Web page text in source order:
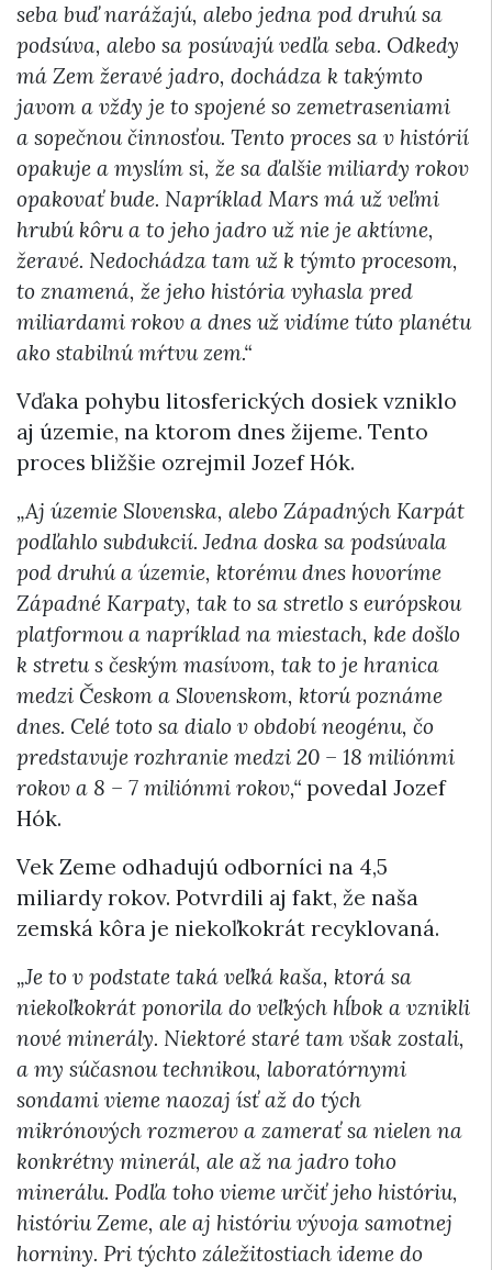
seba buď narážajú, alebo jedna pod druhú sa
podsúva, alebo sa posúvajú vedľa seba. Odkedy
má Zem žeravé jadro, dochádza k takýmto
javom a vždy je to spojené so zemetraseniami
a sopečnou činnosťou. Tento proces sa v histórií
opakuje a myslím si, že sa ďalšie miliardy rokov
opakovať bude. Napríklad Mars má už veľmi
hrubú kôru a to jeho jadro už nie je aktívne,
žeravé. Nedochádza tam už k týmto procesom,
to znamená, že jeho história vyhasla pred
miliardami rokov a dnes už vidíme túto planétu
ako stabilnú mŕtvu zem.“
Vďaka pohybu litosferických dosiek vzniklo
aj územie, na ktorom dnes žijeme. Tento
proces bližšie ozrejmil Jozef Hók.
„Aj územie Slovenska, alebo Západných Karpát
podľahlo subdukcií. Jedna doska sa podsúvala
pod druhú a územie, ktorému dnes hovoríme
Západné Karpaty, tak to sa stretlo s európskou
platformou a napríklad na miestach, kde došlo
k stretu s českým masívom, tak to je hranica
medzi Českom a Slovenskom, ktorú poznáme
dnes. Celé toto sa dialo v období neogénu, čo
predstavuje rozhranie medzi 20 – 18 miliónmi
rokov a 8 – 7 miliónmi rokov,“ povedal Jozef
Hók.
Vek Zeme odhadujú odborníci na 4,5
miliardy rokov. Potvrdili aj fakt, že naša
zemská kôra je niekoľkokrát recyklovaná.
„Je to v podstate taká veľká kaša, ktorá sa
niekoľkokrát ponorila do veľkých hĺbok a vznikli
nové minerály. Niektoré staré tam však zostali,
a my súčasnou technikou, laboratórnymi
sondami vieme naozaj ísť až do tých
mikrónových rozmerov a zamerať sa nielen na
konkrétny minerál, ale až na jadro toho
minerálu. Podľa toho vieme určiť jeho históriu,
históriu Zeme, ale aj históriu vývoja samotnej
horniny. Pri týchto záležitostiach ideme do